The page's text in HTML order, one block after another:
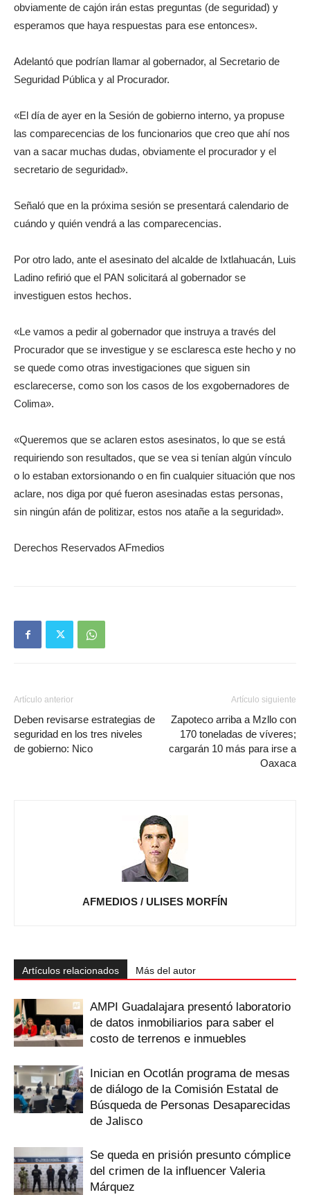
obviamente de cajón irán estas preguntas (de seguridad) y
esperamos que haya respuestas para ese entonces».
Adelantó que podrían llamar al gobernador, al Secretario de
Seguridad Pública y al Procurador.
«El día de ayer en la Sesión de gobierno interno, ya propuse
las comparecencias de los funcionarios que creo que ahí nos
van a sacar muchas dudas, obviamente el procurador y el
secretario de seguridad».
Señaló que en la próxima sesión se presentará calendario de
cuándo y quién vendrá a las comparecencias.
Por otro lado, ante el asesinato del alcalde de Ixtlahuacán, Luis
Ladino refirió que el PAN solicitará al gobernador se
investiguen estos hechos.
«Le vamos a pedir al gobernador que instruya a través del
Procurador que se investigue y se esclaresca este hecho y no
se quede como otras investigaciones que siguen sin
esclarecerse, como son los casos de los exgobernadores de
Colima».
«Queremos que se aclaren estos asesinatos, lo que se está
requiriendo son resultados, que se vea si tenían algún vínculo
o lo estaban extorsionando o en fin cualquier situación que nos
aclare, nos diga por qué fueron asesinadas estas personas,
sin ningún afán de politizar, estos nos atañe a la seguridad».
Derechos Reservados AFmedios
Artículo anterior
Deben revisarse estrategias de
seguridad en los tres niveles
de gobierno: Nico
Artículo siguiente
Zapoteco arriba a Mzllo con
170 toneladas de víveres;
cargarán 10 más para irse a
Oaxaca
AFMEDIOS / ULISES MORFÍN
Artículos relacionados Más del autor
AMPI Guadalajara presentó laboratorio
de datos inmobiliarios para saber el
costo de terrenos e inmuebles
Inician en Ocotlán programa de mesas
de diálogo de la Comisión Estatal de
Búsqueda de Personas Desaparecidas
de Jalisco
Se queda en prisión presunto cómplice
del crimen de la influencer Valeria
Márquez